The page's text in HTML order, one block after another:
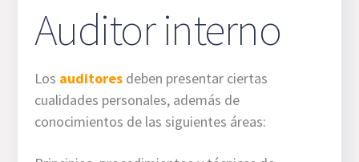
Auditor interno
Los auditores deben presentar ciertas
cualidades personales, además de
conocimientos de las siguientes áreas: